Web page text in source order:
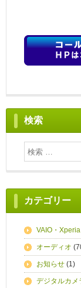
「VAIO
お求め
検索
カテゴリー
VAIO・Xperia
オーディオ
お知らせ (1)
デジタルカメ